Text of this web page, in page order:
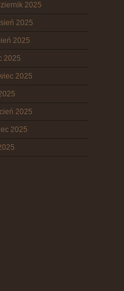
2025
2025
2025
2025
2025
2025
2025